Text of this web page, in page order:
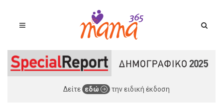
Δείτε εδώ την ειδική έκδοση